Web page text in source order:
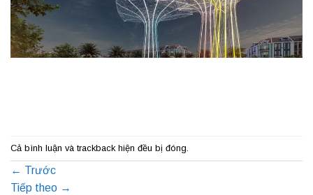
Cả bình luận và trackback hiện đều bị đóng.
← Trước
Tiếp theo →